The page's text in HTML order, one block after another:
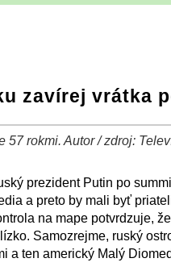
zavírej vrátka
57 rokmi. Autor / zdroj:
prezident Putin po
a preto by mali byť
na mape potvrdzuje,
Samozrejme, ruský
a ten americký Malý